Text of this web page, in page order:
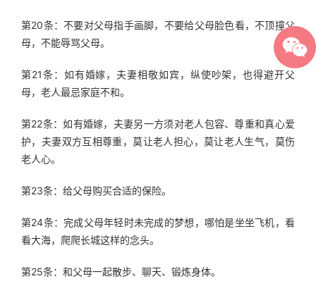
第20条：不要对父母指手画脚，不要给父母脸色看，不顶撞父
母，不能辱骂父母。
第21条：如有婚嫁，夫妻相敬如宾，纵使吵架，也得避开父
母，老人最忌家庭不和。
第22条：如有婚嫁，夫妻另一方须对老人包容、尊重和真心爱
护，夫妻双方互相尊重，莫让老人担心，莫让老人生气，莫伤
老人心。
第23条：给父母购买合适的保险。
第24条：完成父母年轻时未完成的梦想，哪怕是坐坐飞机，看
看大海，爬爬长城这样的念头。
第25条：和父母一起散步、聊天、锻炼身体。